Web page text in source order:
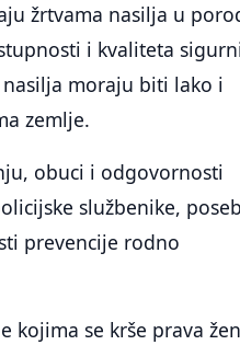
žrtvama nasilja u
i kvaliteta
moraju biti lako i
zemlje.
obuci i odgovornosti
službenike,
prevencije rodno
kojima se krše prava